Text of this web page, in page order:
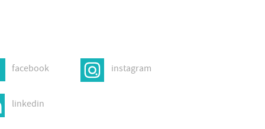
facebook instagram
linkedin